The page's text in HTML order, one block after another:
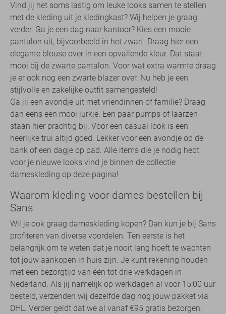
Vind jij het soms lastig om leuke looks samen te stellen
met de kleding uit je kledingkast? Wij helpen je graag
verder. Ga je een dag naar kantoor? Kies een mooie
pantalon uit, bijvoorbeeld in het zwart. Draag hier een
elegante blouse over in een opvallende kleur. Dat staat
mooi bij de zwarte pantalon. Voor wat extra warmte draag
je er ook nog een zwarte blazer over. Nu heb je een
stijlvolle en zakelijke outfit samengesteld!
Ga jij een avondje uit met vriendinnen of familie? Draag
dan eens een mooi jurkje. Een paar pumps of laarzen
staan hier prachtig bij. Voor een casual look is een
heerlijke trui altijd goed. Lekker voor een avondje op de
bank of een dagje op pad. Alle items die je nodig hebt
voor je nieuwe looks vind je binnen de collectie
dameskleding op deze pagina!
Waarom kleding voor dames bestellen bij
Sans
Wil je ook graag dameskleding kopen? Dan kun je bij Sans
profiteren van diverse voordelen. Ten eerste is het
belangrijk om te weten dat je nooit lang hoeft te wachten
tot jouw aankopen in huis zijn. Je kunt rekening houden
met een bezorgtijd van één tot drie werkdagen in
Nederland. Als jij namelijk op werkdagen al voor 15:00 uur
besteld, verzenden wij dezelfde dag nog jouw pakket via
DHL. Verder geldt dat we al vanaf €95 gratis bezorgen.